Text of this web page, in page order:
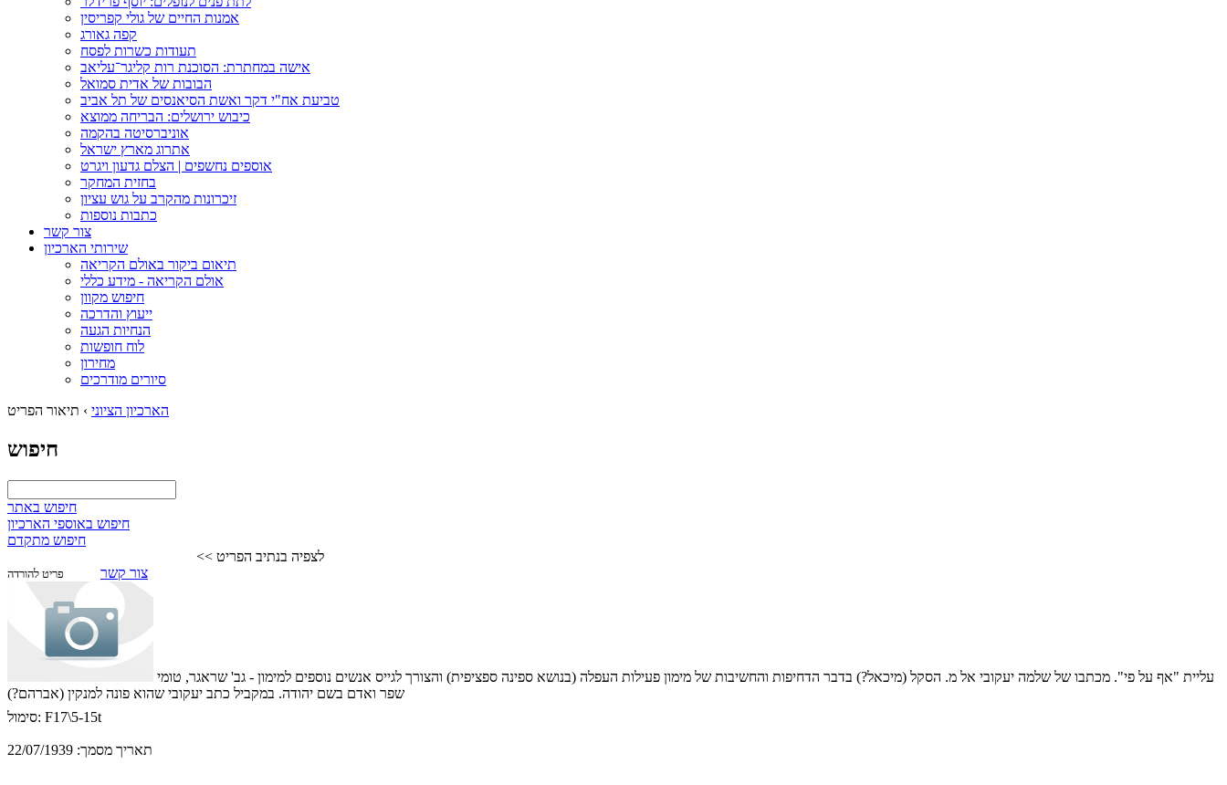
אמנות החיים של גולי קפריסין
קפה גאורג
תעודות כשרות לפסח
אישה במחתרת: הסוכנת רות קליגר־עליאב
הבובות של אדית סמואל
טביעת אח"י דקר ואשת הסיאנסים של תל אביב
כיבוש ירושלים: הבריחה ממוצא
אוניברסיטה בהקמה
אתרוג מארץ ישראל
אוספים נחשפים | הצלם גדעון ויגרט
בחזית המחקר
זיכרונות מהקרב על גוש עציון
כתבות נוספות
צור קשר
שירותי הארכיון
תיאום ביקור באולם הקריאה
אולם הקריאה - מידע כללי
חיפוש מקוון
ייעוץ והדרכה
הנחיות הגעה
לוח חופשות
מחירון
סיורים מודרכים
הארכיון הציוני › תיאור הפריט
חיפוש
חיפוש באתר
חיפוש באוספי הארכיון
חיפוש מתקדם
לצפיה בנתיב הפריט >>
פריט להורדה צור קשר
עליית "אף על פי". מכתבו של שלמה יעקובי אל מ. הסקל (מיכאל?) בדבר הדחיפות והחשיבות של מימון פעילות העפלה (בנושא ספינה ספציפית) והצורך לגייס אנשים נוספים למימון - גב' שראגר, טומי
שפר ואדם בשם יהודה. במקביל כתב יעקובי שהוא פונה למנקין (אברהם?)
סימול: F17\5-15t
תאריך מסמך: 22/07/1939